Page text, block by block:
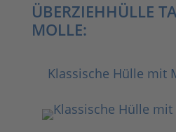
ÜBERZIEHHÜLLE
MOLLE:
Klassische Hülle mit